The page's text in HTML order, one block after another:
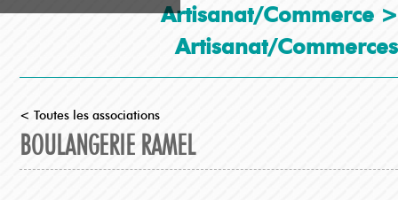
Artisanat/Commerce >
Artisanat/Commerces
< Toutes les associations
BOULANGERIE RAMEL